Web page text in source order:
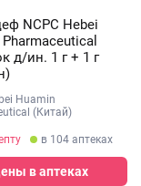
NCPC Hebei
д/ин. 1 г + 1 г
Huamin
(Китай)
в 104 аптеках
в аптеках